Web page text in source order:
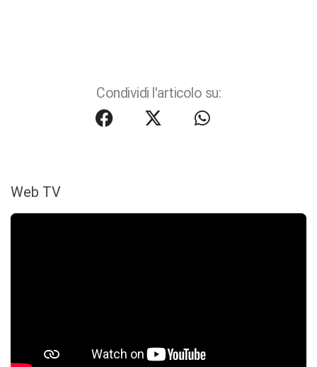
Condividi l'articolo su:
Web TV